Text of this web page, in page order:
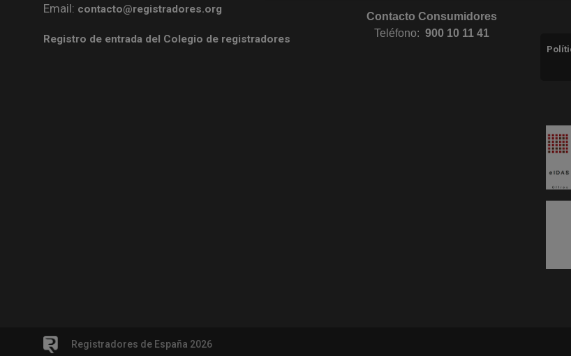
Email: contacto@registradores.org
Registro de entrada del Colegio de registradores
Contacto Consumidores
Teléfono:900 10 11 41
Registradores de España 2026